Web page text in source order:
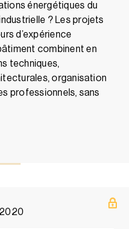
énergétiques du
? Les projets
d’expérience
combinent en
techniques,
organisation
professionnels, sans